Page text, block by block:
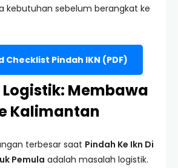
kebutuhan sebelum berangkat ke
Checklist Pindah IKN (PDF)
Membawa
Kalimantan
terbesar saat Pindah Ke Ikn Di
Pemula adalah masalah logistik.